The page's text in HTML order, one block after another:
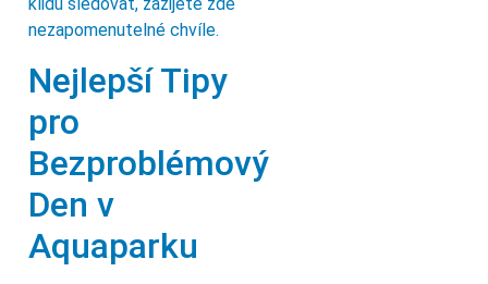
nezapomenutelné chvíle.
Nejlepší Tipy
pro
Bezproblémový
Den v
Aquaparku